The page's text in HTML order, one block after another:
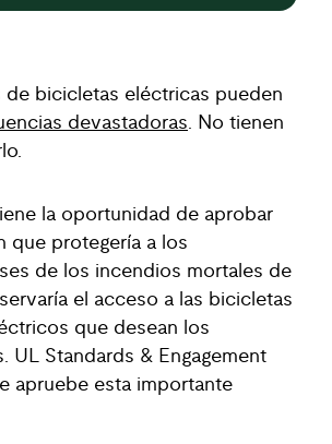
de bicicletas eléctricas pueden
devastadoras. No tienen
la oportunidad de aprobar
que protegería a los
de los incendios mortales de
el acceso a las bicicletas
que desean los
UL Standards & Engagement
apruebe esta importante